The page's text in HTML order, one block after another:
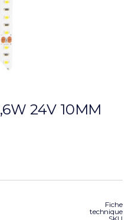
24V 10MM
Fiche
technique